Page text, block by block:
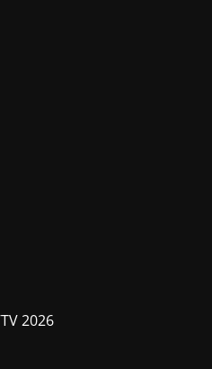
2026